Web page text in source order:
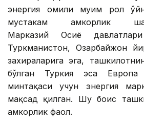
энергия омили муҳим рол
мустаҳкам ҳамкорлик
Марказий Осиё
Туркманистон, Озарбайжон
захираларига эга,
бўлган Туркия эса
минтақаси учун энергия
мақсад қилган. Шу боис
ҳамкорлик фаол.